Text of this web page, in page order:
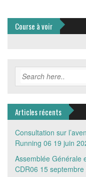
Course à voir
Articles récents
Consultation sur
Running 06 19 juin
Assemblée Générale
CDR06 15